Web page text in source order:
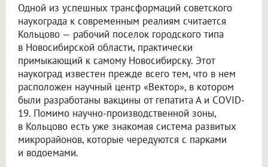
Одной из успешных трансформаций советского
наукограда к современным реалиям считается
Кольцово — рабочий поселок городского типа
в Новосибирской области, практически
примыкающий к самому Новосибирску. Этот
наукоград известен прежде всего тем, что в нем
расположен научный центр «Вектор», в котором
были разработаны вакцины от гепатита А и COVID-
19. Помимо научно-производственной зоны,
в Кольцово есть уже знакомая система развитых
микрорайонов, которые чередуются с парками
и водоемами.